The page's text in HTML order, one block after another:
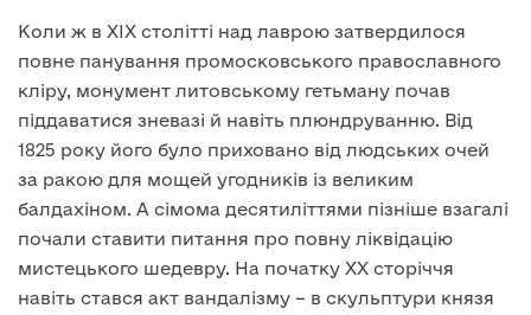
Коли ж в XIX столітті над лаврою затвердилося
повне панування промосковського православного
кліру, монумент литовському гетьману почав
піддаватися зневазі й навіть плюндруванню. Від
1825 року його було приховано від людських очей
за ракою для мощей угодників із великим
балдахіном. А сімома десятиліттями пізніше взагалі
почали ставити питання про повну ліквідацію
мистецького шедевру. На початку XX сторіччя
навіть стався акт вандалізму – в скульптури князя